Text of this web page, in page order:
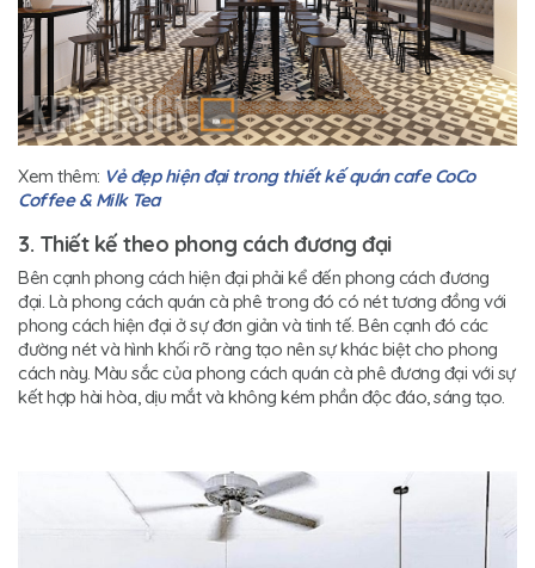
Xem thêm: Vẻ đẹp hiện đại trong thiết kế quán cafe CoCo
Coffee & Milk Tea
3. Thiết kế theo phong cách đương đại
Bên cạnh phong cách hiện đại phải kể đến phong cách đương
đại. Là phong cách quán cà phê trong đó có nét tương đồng với
phong cách hiện đại ở sự đơn giản và tinh tế. Bên cạnh đó các
đường nét và hình khối rõ ràng tạo nên sự khác biệt cho phong
cách này. Màu sắc của phong cách quán cà phê đương đại với sự
kết hợp hài hòa, dịu mắt và không kém phần độc đáo, sáng tạo.